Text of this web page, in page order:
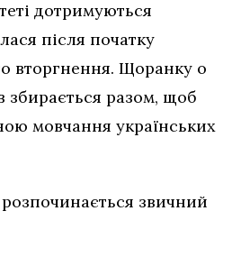
дотримуються
після початку
вторгнення. Щоранку о
збирається разом, щоб
мовчання українських
звичний